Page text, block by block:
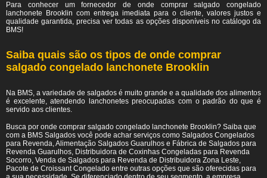
Para conhecer um fornecedor de onde comprar salgado congelado
lanchonete Brooklin com entrega imediata para o cliente, valores justos e
qualidade garantida, precisa ver todas as opções disponíveis no catálogo da
BMS!
Saiba quais são os tipos de onde comprar
salgado congelado lanchonete Brooklin
Na BMS, a variedade de salgados é muito grande e a qualidade dos alimentos
é excelente, atendendo lanchonetes preocupadas com o padrão do que é
servido aos clientes.
Busca por onde comprar salgado congelado lanchonete Brooklin? Saiba que
com a BMS Salgados você pode achar serviços como Salgados Congelados
para Revenda, Alimentação Salgados Guarulhos e Fábrica de Salgados para
Revenda Guarulhos, Distribuidora de Coxinhas Congeladas para Revenda
Socorro, Venda de Salgados para Revenda de Distribuidora Zona Leste,
Pacote de Croissant Congelado entre outras opções que são oferecidas para